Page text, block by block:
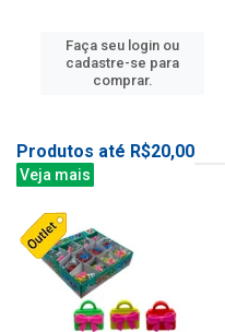
Faça seu login ou
cadastre-se para
comprar.
Produtos até R$20,00
Veja mais